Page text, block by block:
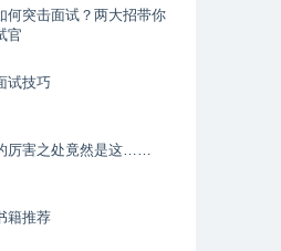
何突击面试？两大招带你
官
试技巧
厉害之处竟然是这……
籍推荐